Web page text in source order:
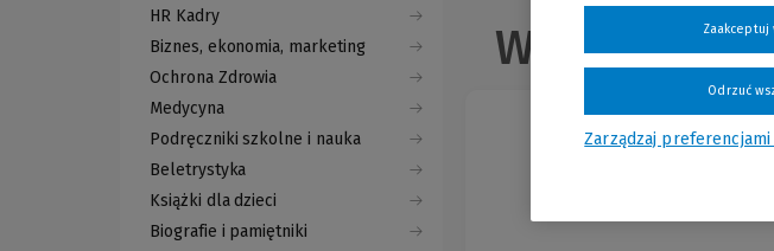
HR Kadry
Biznes, ekonomia, marketing
Ochrona Zdrowia
Medycyna
Podręczniki szkolne i nauka
Beletrystyka
Książki dla dzieci
Biografie i pamiętniki
Wszystkie
-5
Zarządzaj
Odrzuć